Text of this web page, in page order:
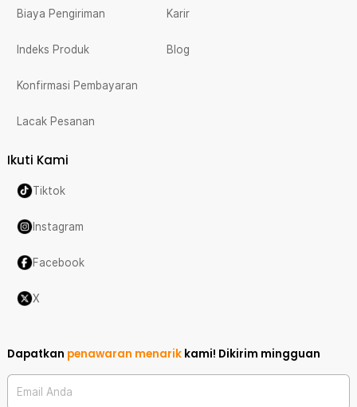
Biaya Pengiriman
Indeks Produk
Konfirmasi Pembayaran
Lacak Pesanan
Karir
Blog
Ikuti Kami
Tiktok
Instagram
Facebook
X
Dapatkan penawaran menarik kami! Dikirim mingguan
Email Anda